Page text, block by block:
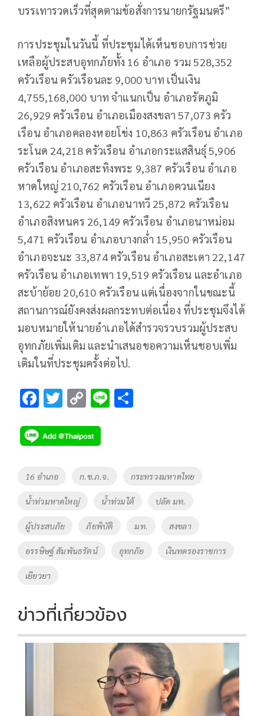
บรรเทารวดเร็วที่สุดตามข้อสั่งการนายกรัฐมนตรี”
การประชุมในวันนี้ ที่ประชุมได้เห็นชอบการช่วย
เหลือผู้ประสบอุทกภัยทั้ง 16 อำเภอ รวม 528,352
ครัวเรือน ครัวเรือนละ 9,000 บาท เป็นเงิน
4,755,168,000 บาท จำแนกเป็น อำเภอรัตภูมิ
26,929 ครัวเรือน อำเภอเมืองสงขลา 57,073 ครัว
เรือน อำเภอคลองหอยโข่ง 10,863 ครัวเรือน อำเภอ
ระโนด 24,218 ครัวเรือน อำเภอกระแสสินธุ์ 5,906
ครัวเรือน อำเภอสะทิงพระ 9,387 ครัวเรือน อำเภอ
หาดใหญ่ 210,762 ครัวเรือน อำเภอควนเนียง
13,622 ครัวเรือน อำเภอนาทวี 25,872 ครัวเรือน
อำเภอสิงหนคร 26,149 ครัวเรือน อำเภอนาหม่อม
5,471 ครัวเรือน อำเภอบางกล่ำ 15,950 ครัวเรือน
อำเภอจะนะ 33,874 ครัวเรือน อำเภอสะเดา 22,147
ครัวเรือน อำเภอเทพา 19,519 ครัวเรือน และอำเภอ
สะบ้าย้อย 20,610 ครัวเรือน แต่เนื่องจากในขณะนี้
สถานการณ์ยังคงส่งผลกระทบต่อเนื่อง ที่ประชุมจึงได้
มอบหมายให้นายอำเภอได้สำรวจรวบรวมผู้ประสบ
อุทกภัยเพิ่มเติม และนำเสนอขอความเห็นชอบเพิ่ม
เติมในที่ประชุมครั้งต่อไป.
F
e
b
o
o
k
T
tt
er
C
p
y
Li
Li
Tags
16 อำเภอ ก.ช.ภ.จ. กระทรวงมหาดไทย
น้ำท่วมหาดใหญ่ น้ำท่วมใต้ ปลัด มท.
ผู้ประสบภัย ภัยพิบัติ มท. สงขลา
อรรษิษฐ์ สัมพันธรัตน์ อุทกภัย เงินทดรองราชการ
เยียวยา
ข่าวที่เกี่ยวข้อง